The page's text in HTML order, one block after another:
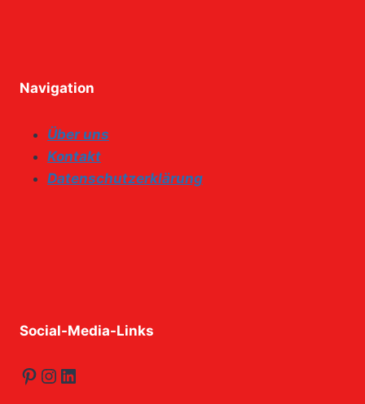
Navigation
Über uns
Kontakt
Datenschutzerklärung
Social-Media-Links
Pinterest
Instagram
LinkedIn